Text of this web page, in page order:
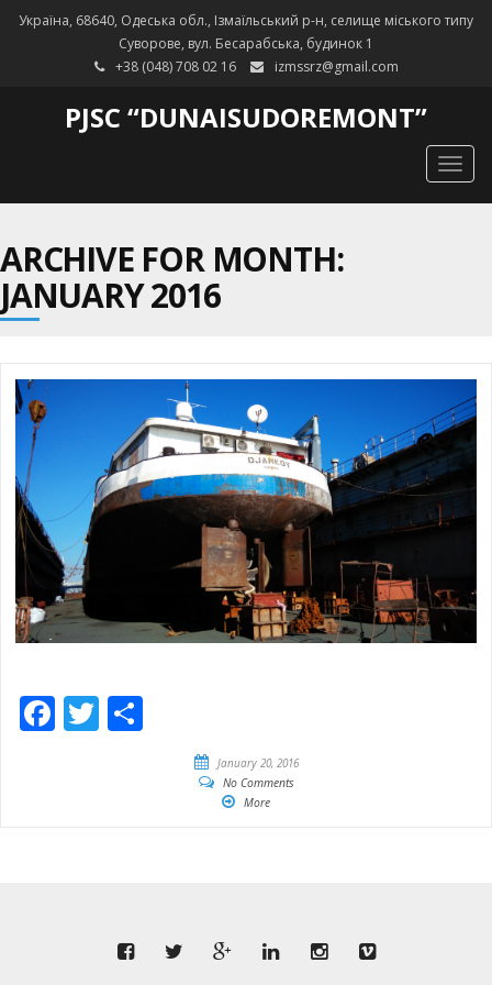
Україна, 68640, Одеська обл., Ізмаїльський р-н, селище міського типу
Суворове, вул. Бесарабська, будинок 1
+38 (048) 708 02 16
izmssrz@gmail.com
PJSC “DUNAISUDOREMONT”
ARCHIVE FOR MONTH:
JANUARY 2016
Facebook
Twitter
January 20, 2016
No Comments
More